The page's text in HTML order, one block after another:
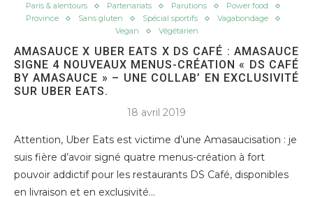
Paris & alentours
Partenariats Parutions
Power food
Province
Sans gluten Spécial sportifs
Vagabondage
Vegan
Végétarien
AMASAUCE X UBER EATS X DS CAFÉ : AMASAUCE
SIGNE 4 NOUVEAUX MENUS-CRÉATION « DS CAFÉ
BY AMASAUCE » – UNE COLLAB’ EN EXCLUSIVITÉ
SUR UBER EATS.
18 avril 2019
Attention, Uber Eats est victime d’une Amasaucisation : je
suis fière d’avoir signé quatre menus-création à fort
pouvoir addictif pour les restaurants DS Café, disponibles
en livraison et en exclusivité…